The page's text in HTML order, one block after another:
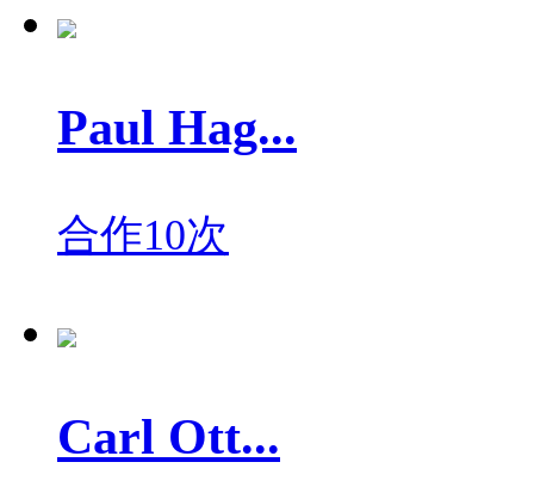
Paul Hag...
合作10次
Carl Ott...